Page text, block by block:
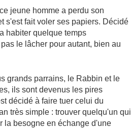
jeune homme a perdu son
s'est fait voler ses papiers. Décidé
habiter quelque temps
le lâcher pour autant, bien au
grands parrains, le Rabbin et le
ils sont devenus les pires
décidé à faire tuer celui du
très simple : trouver quelqu'un qui
la besogne en échange d'une